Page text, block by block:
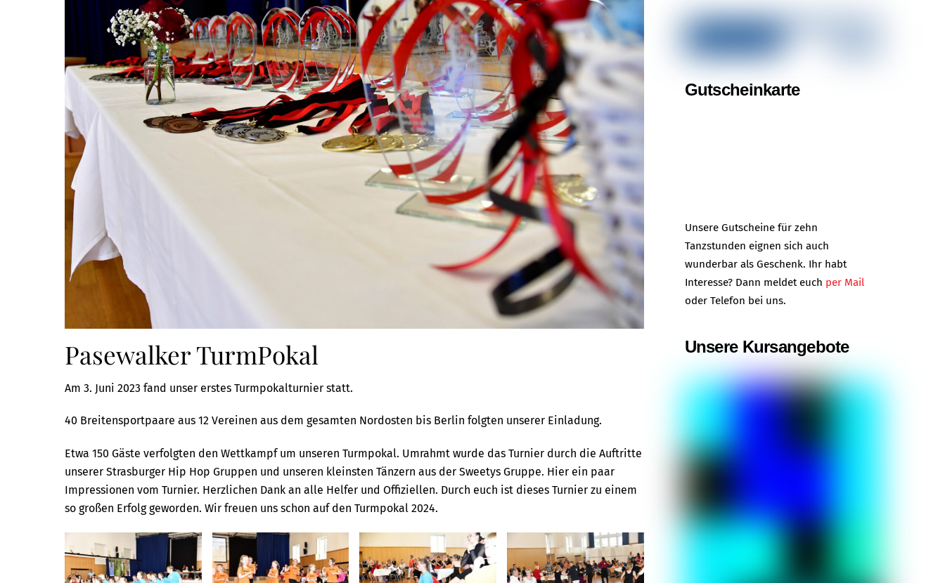
Pasewalker TurmPokal
Am 3. Juni 2023 fand unser erstes Turmpokalturnier statt.
40 Breitensportpaare aus 12 Vereinen aus dem gesamten Nordosten bis Berlin folgten unserer Einladung.
Etwa 150 Gäste verfolgten den Wettkampf um unseren Turmpokal. Umrahmt wurde das Turnier durch die Auftritte
unserer Strasburger Hip Hop Gruppen und unseren kleinsten Tänzern aus der Sweetys Gruppe. Hier ein paar
Impressionen vom Turnier. Herzlichen Dank an alle Helfer und Offiziellen. Durch euch ist dieses Turnier zu einem
so großen Erfolg geworden. Wir freuen uns schon auf den Turmpokal 2024.
Gutscheinkarte
Unsere Gutscheine für zehn
Tanzstunden eignen sich auch
wunderbar als Geschenk. Ihr habt
Interesse? Dann meldet euch per Mail
oder Telefon bei uns.
Unsere Kursangebote